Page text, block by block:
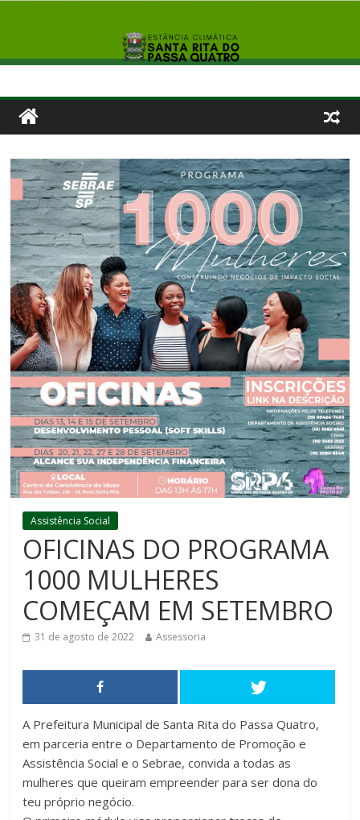
Assistência Social
OFICINAS DO PROGRAMA
1000 MULHERES
COMEÇAM EM SETEMBRO
31 de agosto de 2022 Assessoria
A Prefeitura Municipal de Santa Rita do Passa Quatro,
em parceria entre o Departamento de Promoção e
Assistência Social e o Sebrae, convida a todas as
mulheres que queiram empreender para ser dona do
teu próprio negócio.